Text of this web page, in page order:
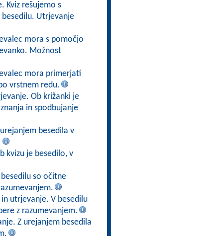
Kviz rešujemo s
Utrjevanje
mora s pomočjo
Možnost
mora primerjati
vrstnem redu.
Ob križanki je
in spodbujanje
besedila v
kvizu je besedilo, v
so očitne
utrjevanje. V besedilu
z razumevanjem.
Z urejanjem besedila